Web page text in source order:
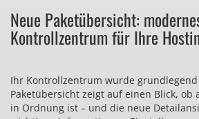
Neue Paketübersicht:
Kontrollzentrum für Ihre
Ihr Kontrollzentrum wurde
Paketübersicht zeigt auf einen Blick, ob
in Ordnung ist – und die neue